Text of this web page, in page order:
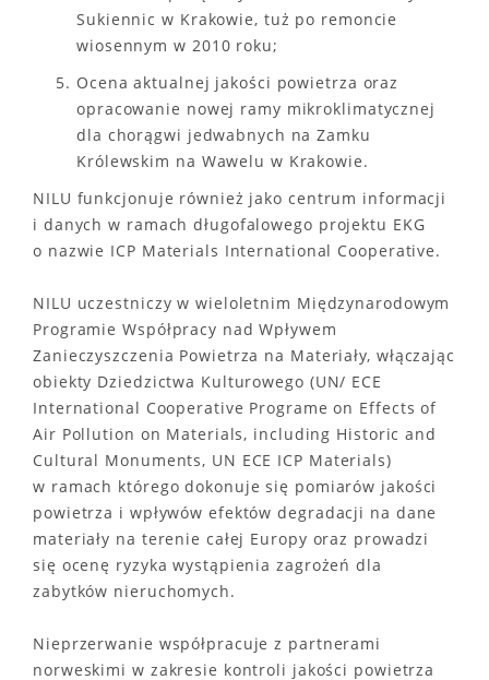
Sukiennic w Krakowie, tuż po remoncie
wiosennym w 2010 roku;
Ocena aktualnej jakości powietrza oraz
opracowanie nowej ramy mikroklimatycznej
dla chorągwi jedwabnych na Zamku
Królewskim na Wawelu w Krakowie.
NILU funkcjonuje również jako centrum informacji
i danych w ramach długofalowego projektu EKG
o nazwie ICP Materials International Cooperative.
NILU uczestniczy w wieloletnim Międzynarodowym
Programie Współpracy nad Wpływem
Zanieczyszczenia Powietrza na Materiały, włączając
obiekty Dziedzictwa Kulturowego (UN/ ECE
International Cooperative Programe on Effects of
Air Pollution on Materials, including Historic and
Cultural Monuments, UN ECE ICP Materials)
w ramach którego dokonuje się pomiarów jakości
powietrza i wpływów efektów degradacji na dane
materiały na terenie całej Europy oraz prowadzi
się ocenę ryzyka wystąpienia zagrożeń dla
zabytków nieruchomych.
Nieprzerwanie współpracuje z partnerami
norweskimi w zakresie kontroli jakości powietrza